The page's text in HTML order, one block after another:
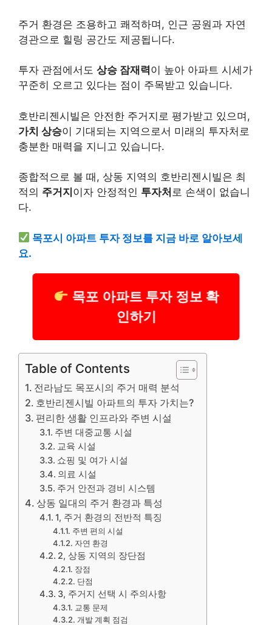
주거 환경은 조용하고 쾌적하며, 인근 공원과 자연
경관으로 힐링 공간도 제공됩니다.
투자 관점에서도 상승 잠재력이 높아 아파트 시세가
꾸준히 오르고 있다는 점이 주목받고 있습니다.
호반리젠시빌은 안전한 주거지로 평가받고 있으며,
가치 상승이 기대되는 지역으로서 미래의 투자처로
충분한 매력을 지니고 있습니다.
종합적으로 볼 때, 상동 지역의 호반리젠시빌은 최
적의 주거지 이자 안정적인 투자처 로 손색이 없습니
다.
목포시 아파트 투자 정보를 지금 바로 알아보세
요.
목포 아파트 투자 정보 확
인하기
Table of Contents
전라남도 목포시의 주거 매력 분석
호반리젠시빌 아파트의 투자 가치는?
편리한 생활 인프라와 주변 시설
주변 대중교통 시설
교육 시설
쇼핑 및 여가 시설
의료 시설
주거 안전과 경비 시스템
상동 일대의 주거 환경과 특성
1, 주거 환경의 전반적 특징
주변 편의 시설
자연 환경
2, 상동 지역의 장단점
장점
단점
3, 주거지 선택 시 주의사항
교통 문제
개발 계획 점검